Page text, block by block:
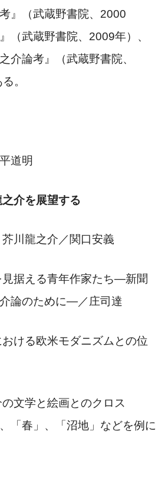
』（武蔵野書院、 2000
（武蔵野書院、 2009年）、
介論考』（武蔵野書院、
。
道明
介を展望する
川龍之介／関口安義
見据える青年作家たち―新聞
論のために―／庄司達
ける欧米モダニズムとの位
文学と絵画とのクロス
「春」、「沼地」などを例に